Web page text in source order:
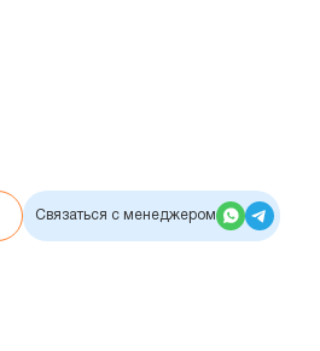
Связаться с менеджером